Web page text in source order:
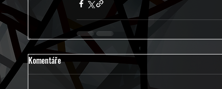
Komentáře